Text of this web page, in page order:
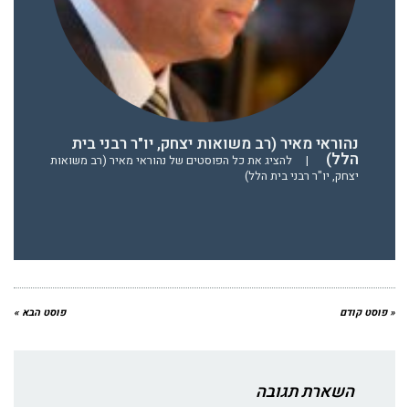
נהוראי מאיר (רב משואות יצחק, יו"ר רבני בית
הלל) |
להציג את כל הפוסטים של נהוראי מאיר (רב משואות
יצחק, יו"ר רבני בית הלל)
« פוסט קודם פוסט הבא »
השארת תגובה